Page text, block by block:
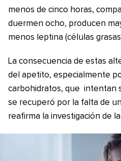
menos de cinco horas,
duermen ocho, producen
menos leptina (células
La consecuencia de estas
del apetito, especialmente
carbohidratos, que intentan
se recuperó por la falta de
reafirma la investigación de